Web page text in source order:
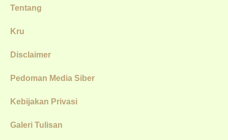
Tentang
Kru
Disclaimer
Pedoman Media Siber
Kebijakan Privasi
Galeri Tulisan